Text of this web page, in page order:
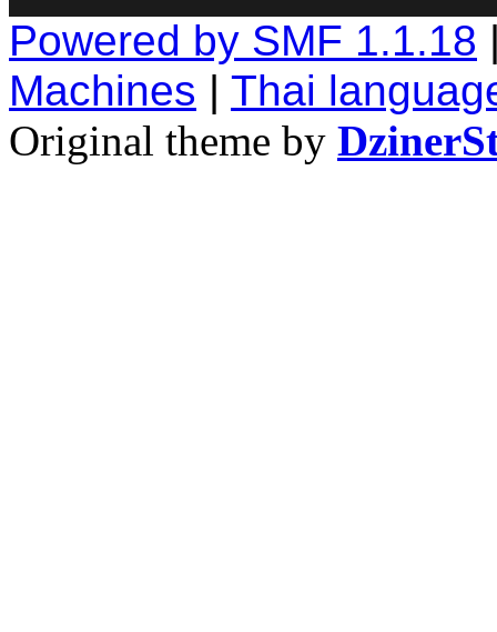
Powered by SMF 1.1.18
Machines | Thai
Original theme by